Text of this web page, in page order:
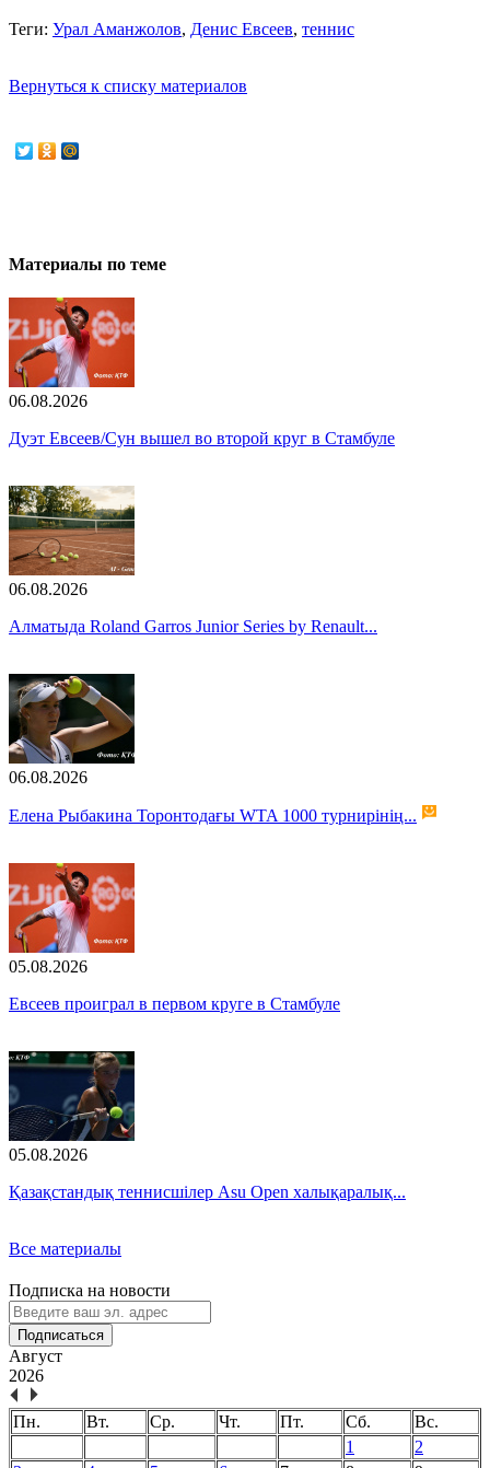
Теги: Урал Аманжолов, Денис Евсеев, теннис
Вернуться к списку материалов
Материалы по теме
06.08.2026
Дуэт Евсеев/Сун вышел во второй круг в Стамбуле
06.08.2026
Алматыда Roland Garros Junior Series by Renault...
06.08.2026
Елена Рыбакина Торонтодағы WTA 1000 турнирінің...
05.08.2026
Евсеев проиграл в первом круге в Стамбуле
05.08.2026
Қазақстандық теннисшілер Asu Open халықаралық...
Все материалы
Подписка на новости
Подписаться
Август
2026
Пн. Вт. Ср. Чт. Пт. Сб.
Вс.
1
2